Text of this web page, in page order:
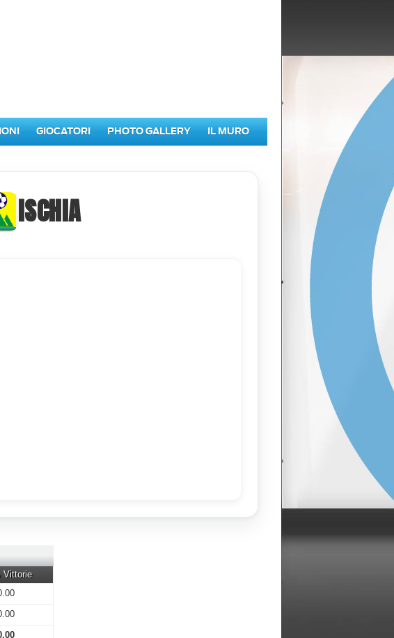
GIOCATORI PHOTO GALLERY IL MURO
ISCHIA
Vittorie